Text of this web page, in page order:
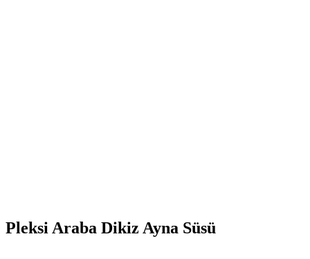
Pleksi Araba Dikiz Ayna Süsü